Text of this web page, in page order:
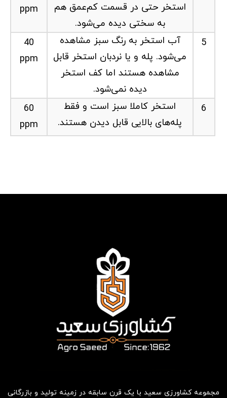
استخر حتی در قسمت کم‌عمق هم
به سختی دیده می‌شود.
ppm
5
آب استخر به رنگ سبز مشاهده
می‌شود. پله و یا نردبان استخر قابل
مشاهده هستند اما کف استخر
دیده نمی‌شود.
40
ppm
6
استخر کاملا سبز است و فقط
پله‌های بالایی قابل دیدن هستند.
60
ppm
مجموعه کشاورزی سعید با یک قرن سابقه در زمینه تولید و بازرگانی